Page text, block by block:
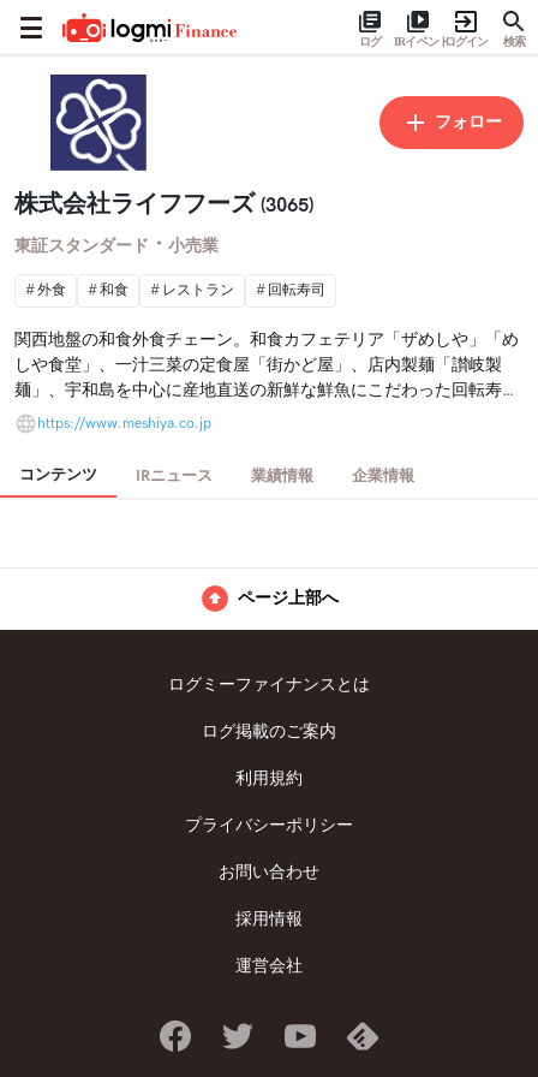
ログ IRイベントログイン 検索
フォロー
株式会社ライフフーズ (3065)
東証スタンダード ・ 小売業
外食 和食 レストラン 回転寿司
関西地盤の和食外食チェーン。和食カフェテリア「ザめしや」「め
しや食堂」、一汁三菜の定食屋「街かど屋」、店内製麺「讃岐製
麺」、宇和島を中心に産地直送の新鮮な鮮魚にこだわった回転寿司
「うわじ丸」などを展開
https://www.meshiya.co.jp
コンテンツ IRニュース 業績情報 企業情報
ページ上部へ
ログミーファイナンスとは
ログ掲載のご案内
利用規約
プライバシーポリシー
お問い合わせ
採用情報
運営会社